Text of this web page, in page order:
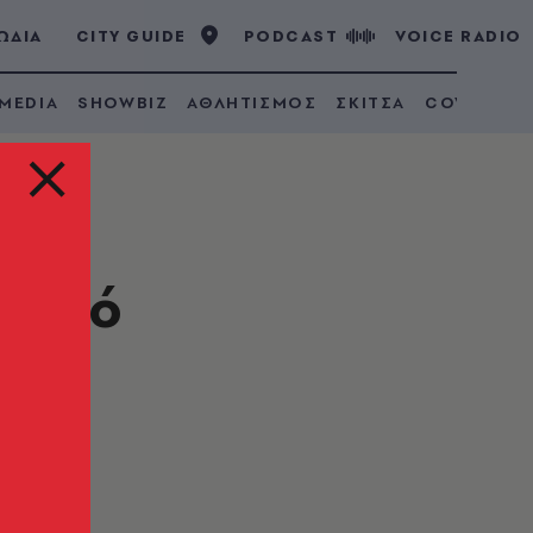
CITY GUIDE PODCAST VOICE RADIO
SHOWBIZ ΑΘΛΗΤΙΣΜΟΣ ΣΚΙΤΣΑ COVID 19
από